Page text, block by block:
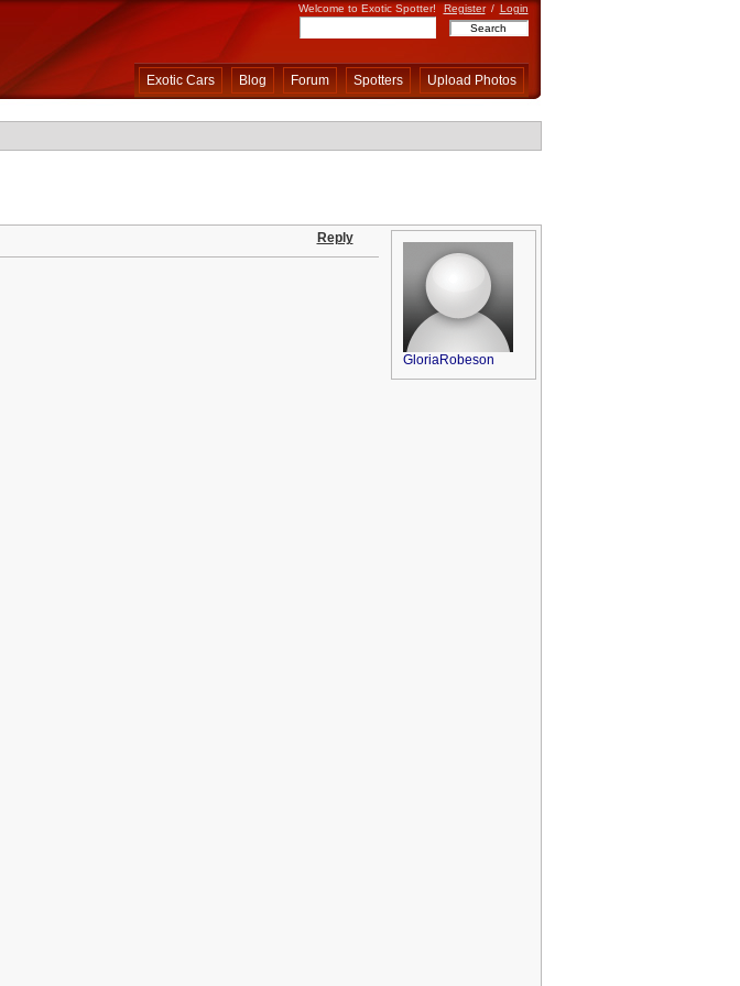
Welcome to Exotic Spotter! Register / Login
Exotic Cars Blog Forum Spotters Upload Photos
Reply
GloriaRobeson